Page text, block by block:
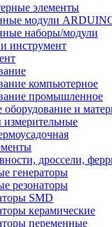
элементы
модули
наборы/модули
инструмент
компьютерное
промышленное
оборудование и
дроссели,
генераторы
резонаторы
SMD
керамические
переменные